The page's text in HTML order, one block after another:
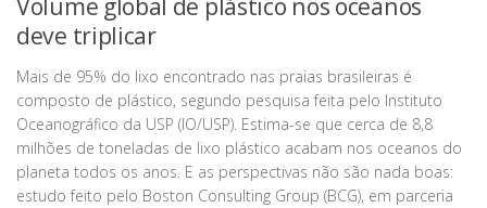
Volume global de plástico nos oceanos
deve triplicar
Mais de 95% do lixo encontrado nas praias brasileiras é
composto de plástico, segundo pesquisa feita pelo Instituto
Oceanográfico da USP (IO/USP). Estima-se que cerca de 8,8
milhões de toneladas de lixo plástico acabam nos oceanos do
planeta todos os anos. E as perspectivas não são nada boas:
estudo feito pelo Boston Consulting Group (BCG), em parceria